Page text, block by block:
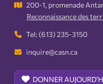
200-1, promenade
Reconnaissance des
Tel: (613) 235-3150
inquire@casn.ca
DONNER